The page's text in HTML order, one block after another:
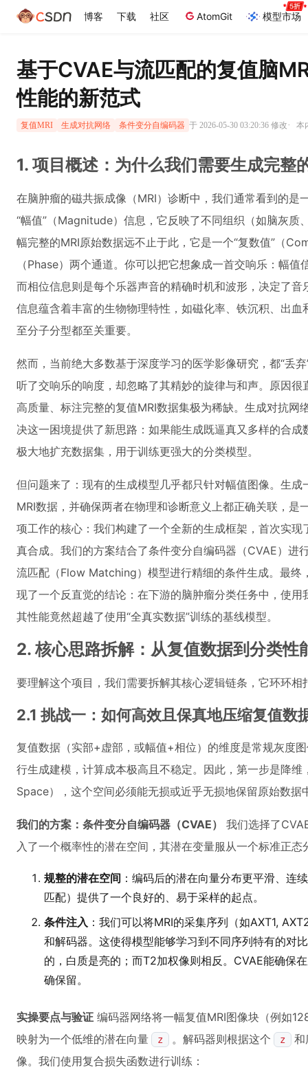
博客 下载 社区 AtomGit 模型市场
基于CVAE与流匹配的复值脑
性能的新范式
复值MRI 生成对抗网络 条件变分自编码器 于 2026-05-30 03:20:36 修改· 本
1. 项目概述：为什么我们需要生成完整
在脑肿瘤的磁共振成像（MRI）诊断中，我们通常看到的是
“幅值”（Magnitude）信息，它反映了不同组织（如脑灰质
幅完整的MRI原始数据远不止于此，它是一个“复数值”（
（Phase）两个通道。你可以把它想象成一首交响乐：幅
而相位信息则是每个乐器声音的精确时机和波形，决定了
信息蕴含着丰富的生物物理特性，如磁化率、铁沉积、出
至分子分型都至关重要。
然而，当前绝大多数基于深度学习的医学影像研究，都“丢
听了交响乐的响度，却忽略了其精妙的旋律与和声。原因
高质量、标注完整的复值MRI数据集极为稀缺。生成对抗网
决这一困境提供了新思路：如果能生成既逼真又多样的合
极大地扩充数据集，用于训练更强大的分类模型。
但问题来了：现有的生成模型几乎都只针对幅值图像。生成
MRI数据，并确保两者在物理和诊断意义上都正确关联，是
项工作的核心：我们构建了一个全新的生成框架，首次实
真合成。我们的方案结合了条件变分自编码器（CVAE）进
流匹配（Flow Matching）模型进行精细的条件生成。最终
现了一个反直觉的结论：在下游的脑肿瘤分类任务中，使用
其性能竟然超越了使用“全真实数据”训练的基线模型。
2. 核心思路拆解：从复值数据到分类性
要理解这个项目，我们需要拆解其核心逻辑链条，它环环
2.1 挑战一：如何高效且保真地压缩复值数
复值数据（实部+虚部，或幅值+相位）的维度是常规灰度
行生成建模，计算成本极高且不稳定。因此，第一步是降
Space），这个空间必须能无损或近乎无损地保留原始数
我们的方案：条件变分自编码器（CVAE）
我们选择了
入了一个概率性的潜在空间，其潜在变量服从一个标准正
规整的潜在空间 ：编码后的潜在向量分布更平滑、连
匹配）提供了一个良好的、易于采样的起点。
条件注入 ：我们可以将MRI的采集序列（如AXT1,
和解码器。这使得模型能够学习到不同序列特有的对
的，白质是亮的；而T2加权像则相反。CVAE能确保
确保留。
实操要点与验证 编码器网络将一幅复值MRI图像块（例如
映射为一个低维的潜在向量
z 。解码器则根据这个 z
和
像。我们使用复合损失函数进行训练：